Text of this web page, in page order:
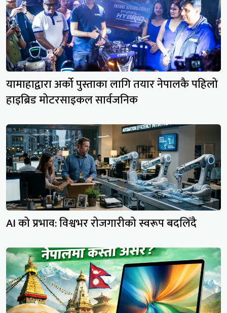
यामाहाद्वारा अर्को पुस्ताका लागि तयार नेपालकै पहिलो
हाइब्रिड मोटरसाइकल सार्वजनिक
AI को प्रभाव: विश्वभर रोजगारीको स्वरूप बदलिँदै